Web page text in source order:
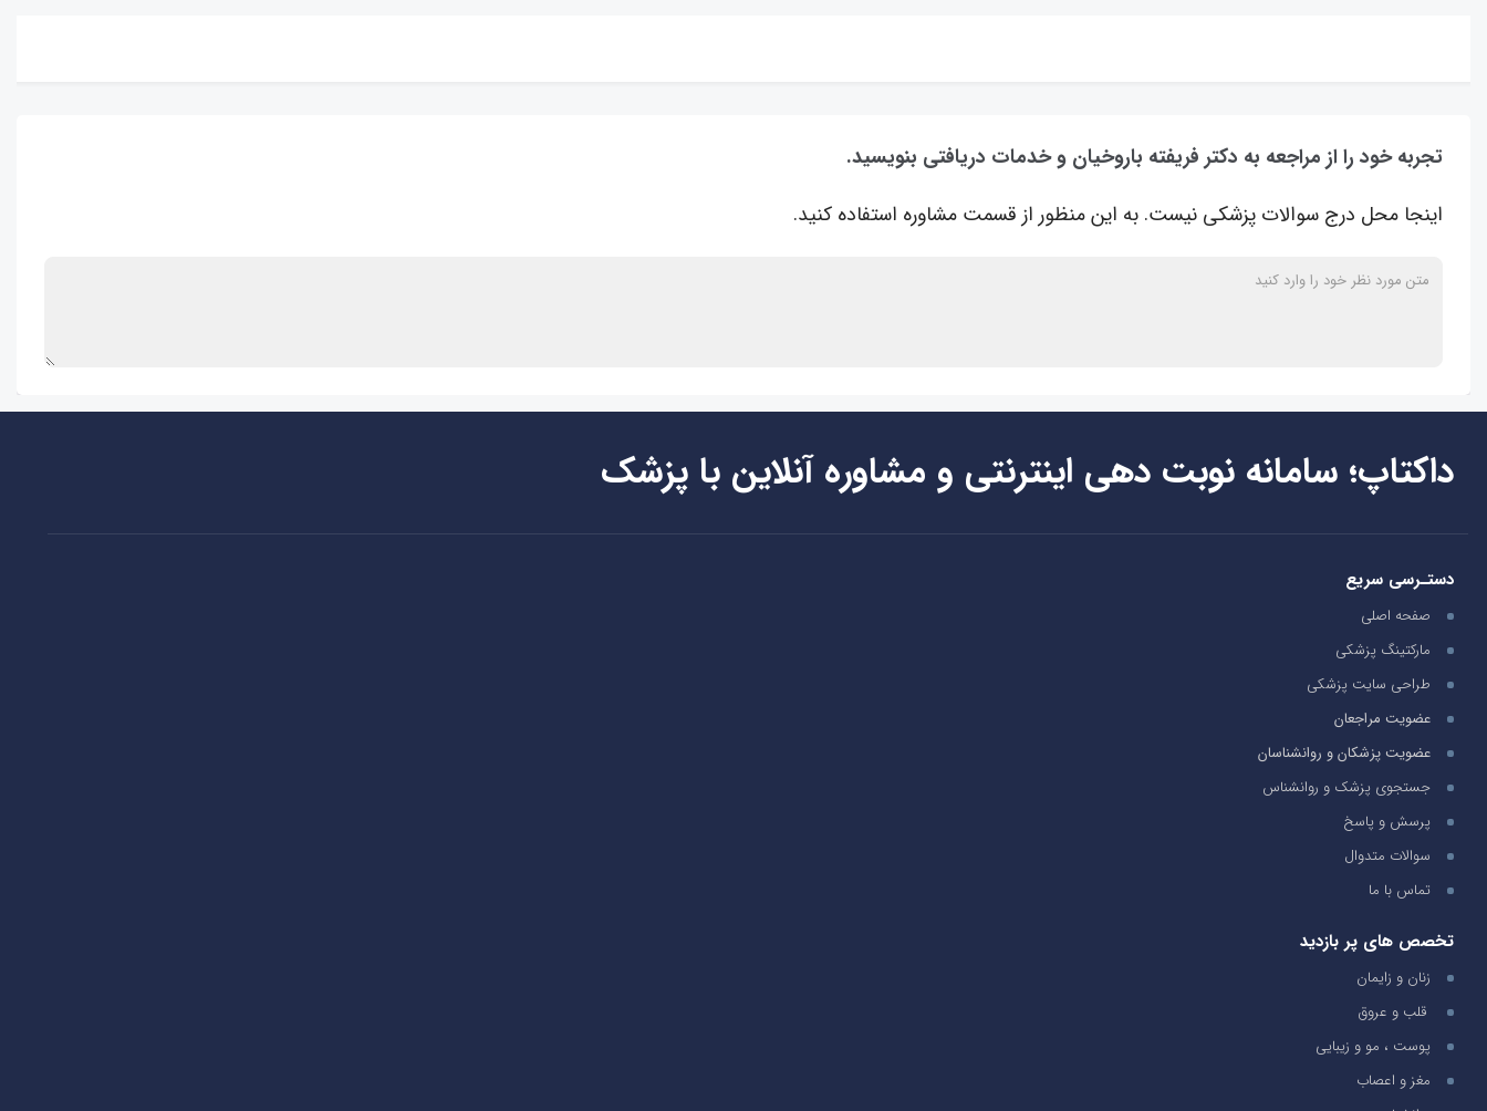
تجربه خود را از مراجعه به دکتر فریفته باروخیان و خدمات دریافتی بنویسید.
اینجا محل درج سوالات پزشکی نیست. به این منظور از قسمت مشاوره استفاده کنید.
داکتاپ؛ سامانه نوبت دهی اینترنتی و مشاوره آنلاین با پزشک
دستـرسی سریع
صفحه اصلی
مارکتینگ پزشکی
طراحی سایت پزشکی
عضویت مراجعان
عضویت پزشکان و روانشناسان
جستجوی پزشک و روانشناس
پرسش و پاسخ
سوالات متدوال
تماس با ما
تخصص های پر بازدید
زنان و زایمان
قلب و عروق
پوست ، مو و زیبایی
مغز و اعصاب